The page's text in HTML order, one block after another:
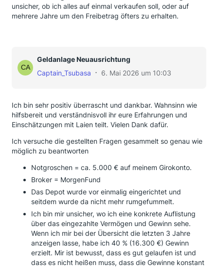
unsicher, ob ich alles auf einmal verkaufen soll, oder auf
mehrere Jahre um den Freibetrag öfters zu erhalten.
Geldanlage Neuausrichtung
Captain_Tsubasa
6. Mai 2026 um 10:03
Ich bin sehr positiv überrascht und dankbar. Wahnsinn wie
hilfsbereit und verständnisvoll ihr eure Erfahrungen und
Einschätzungen mit Laien teilt. Vielen Dank dafür.
Ich versuche die gestellten Fragen gesammelt so genau wie
möglich zu beantworten
Notgroschen = ca. 5.000 € auf meinem Girokonto.
Broker = MorgenFund
Das Depot wurde vor einmalig eingerichtet und
seitdem wurde da nicht mehr rumgefummelt.
Ich bin mir unsicher, wo ich eine konkrete Auflistung
über das eingezahlte Vermögen und Gewinn sehe.
Wenn ich mir bei der Übersicht die letzten 3 Jahre
anzeigen lasse, habe ich 40 % (16.300 €) Gewinn
erzielt. Mir ist bewusst, dass es gut gelaufen ist und
dass es nicht heißen muss, dass die Gewinne konstant